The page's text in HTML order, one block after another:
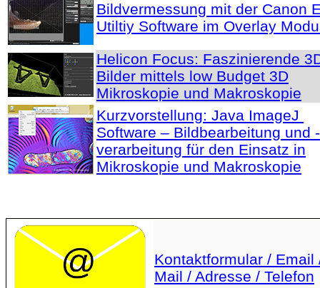
Bildvermessung mit der Canon
Utiltiy Software im Overlay
Helicon Focus: Faszinierende
Bilder mittels low Budget 3D
Mikroskopie und Makroskopie
Kurzvorstellung: Java ImageJ
Software – Bildbearbeitung und -
verarbeitung für den Einsatz in
Mikroskopie und Makroskopie
Kontaktformular / Email
Mail / Adresse / Telefon